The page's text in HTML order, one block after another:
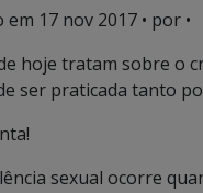
em 17 nov 2017 • por •
hoje tratam sobre o
ser praticada tanto
sexual ocorre